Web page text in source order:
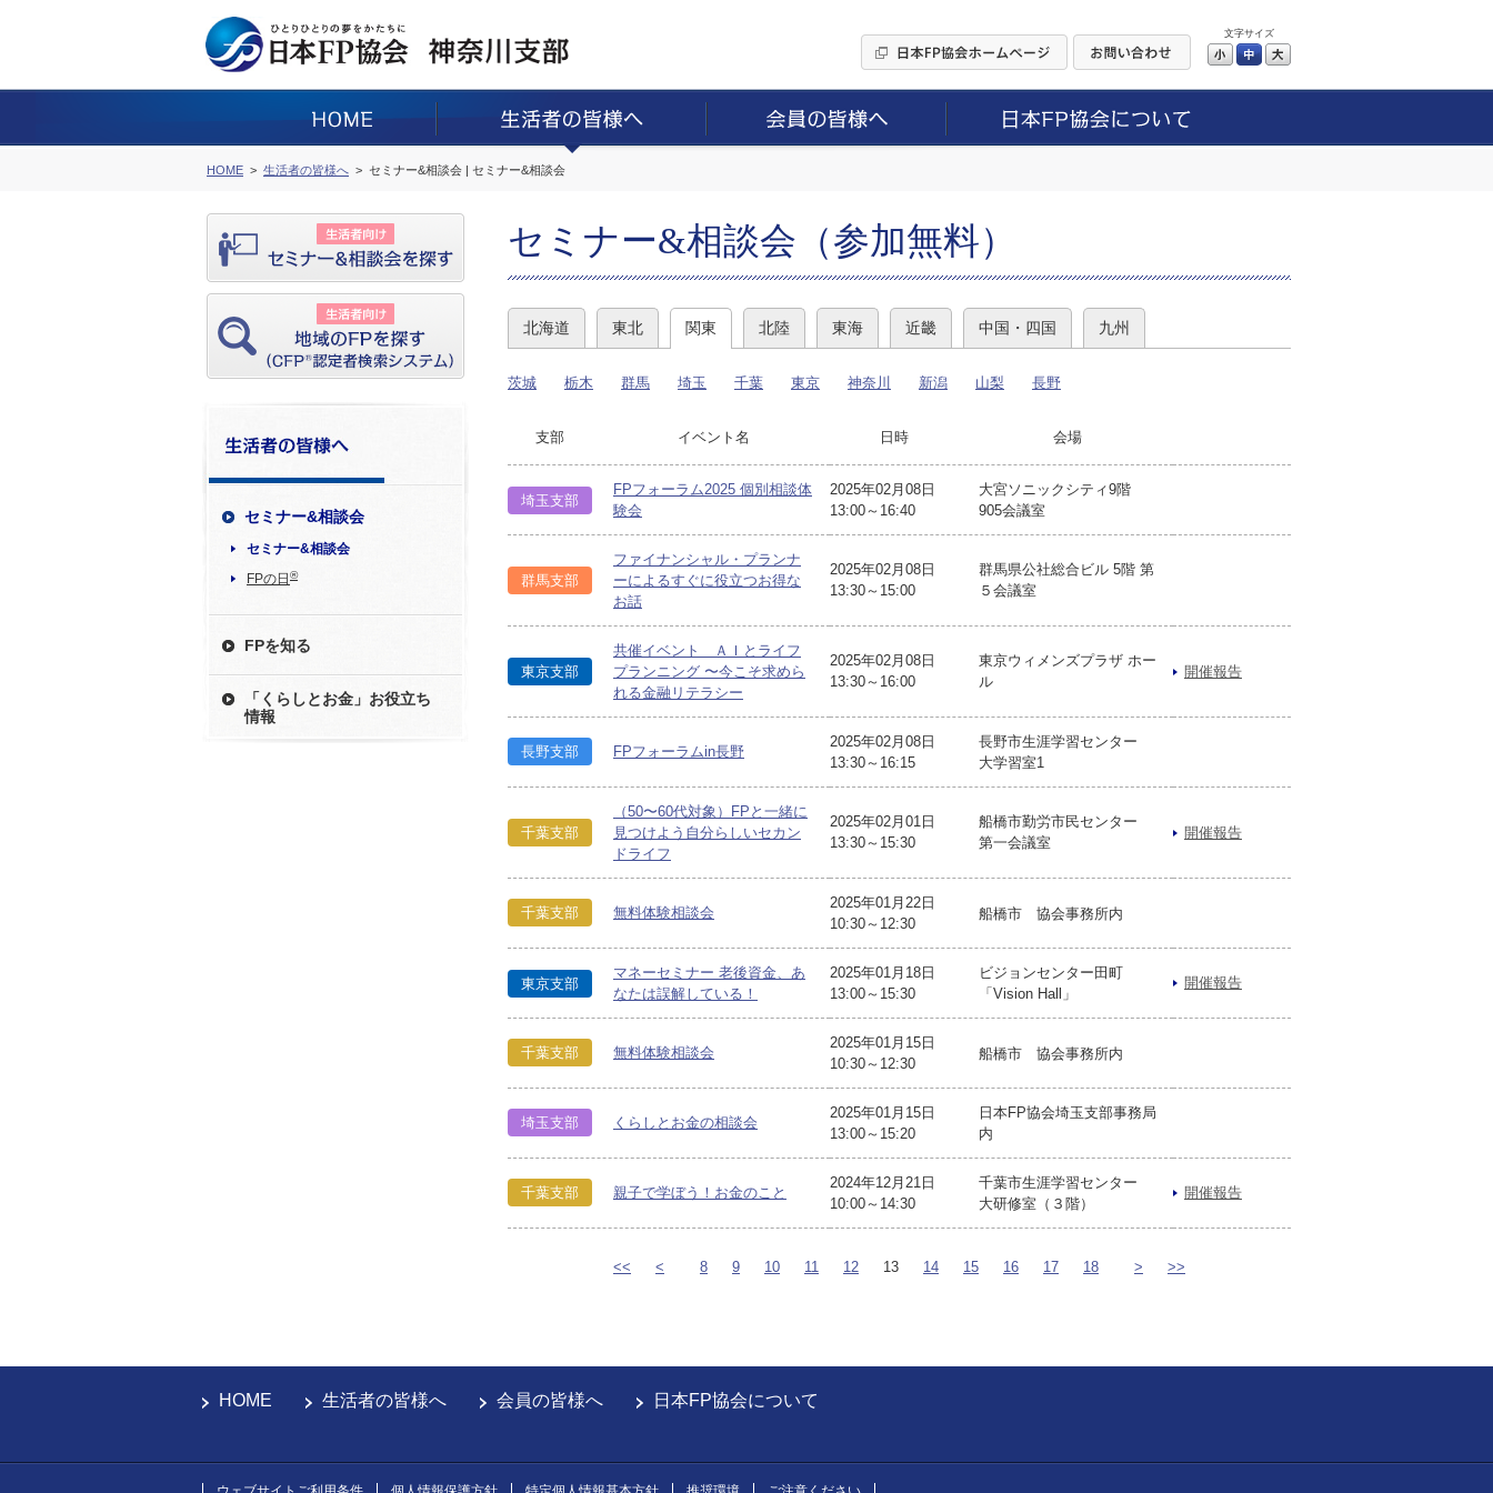
文字サイズ
小 中
HOME 生活者の皆様へ セミナー&相談会 | セミナー&相談会
セミナー&相談会
セミナー&相談会
FPの日 ®
FPを知る
「くらしとお金」お役立ち
情報
セミナー&相談会（参加無料）
北海道 東北 関東 北陸 東海 近畿 中国・四国 九州
茨城 栃木 群馬 埼玉 千葉 東京 神奈川 新潟 山梨 長野
支部 イベント名 日時 会場
埼玉支部
FPフォーラム2025 個別相談体
験会
2025年02月08日
13:00～16:40
大宮ソニックシティ9階
905会議室
群馬支部
ファイナンシャル・プランナ
ーによるすぐに役立つお得な
お話
2025年02月08日
13:30～15:00
群馬県公社総合ビル 5階 第
５会議室
東京支部
共催イベント ＡＩとライフ
プランニング 〜今こそ求めら
れる金融リテラシー
2025年02月08日
13:30～16:00
東京ウィメンズプラザ ホー
ル
開催報告
長野支部 FPフォーラムin長野
2025年02月08日
13:30～16:15
長野市生涯学習センター
大学習室1
千葉支部
（50〜60代対象）FPと一緒に
見つけよう自分らしいセカン
ドライフ
2025年02月01日
13:30～15:30
船橋市勤労市民センター
第一会議室
開催報告
千葉支部 無料体験相談会
2025年01月22日
10:30～12:30
船橋市 協会事務所内
東京支部
マネーセミナー 老後資金、あ
なたは誤解している！
2025年01月18日
13:00～15:30
ビジョンセンター田町
「Vision Hall」
開催報告
千葉支部 無料体験相談会
2025年01月15日
10:30～12:30
船橋市 協会事務所内
埼玉支部 くらしとお金の相談会
2025年01月15日
13:00～15:20
日本FP協会埼玉支部事務局
内
千葉支部 親子で学ぼう！お金のこと
2024年12月21日
10:00～14:30
千葉市生涯学習センター
大研修室（３階）
開催報告
<< < 8 9 10 11 12 13 14 15 16 17 18 > >>
HOME 生活者の皆様へ 会員の皆様へ 日本FP協会について